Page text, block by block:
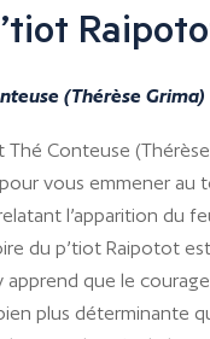
(Thérèse Grima)
Thé Conteuse
vous emmener au
l’apparition du
du p’tiot Raipotot
que le courage
plus déterminante